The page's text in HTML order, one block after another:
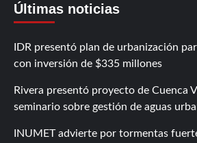
Últimas noticias
IDR presentó plan de urbanización
con inversión de $335 millones
Rivera presentó proyecto de Cuenca
seminario sobre gestión de aguas
INUMET advierte por tormentas